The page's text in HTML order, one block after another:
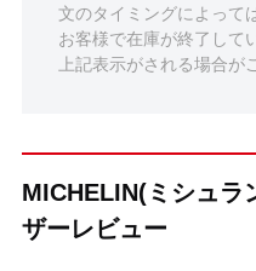
文のタイミングによって
お客様で在庫が終了して
上記表示がされる場合が
MICHELIN(ミシュラ
ザーレビュー